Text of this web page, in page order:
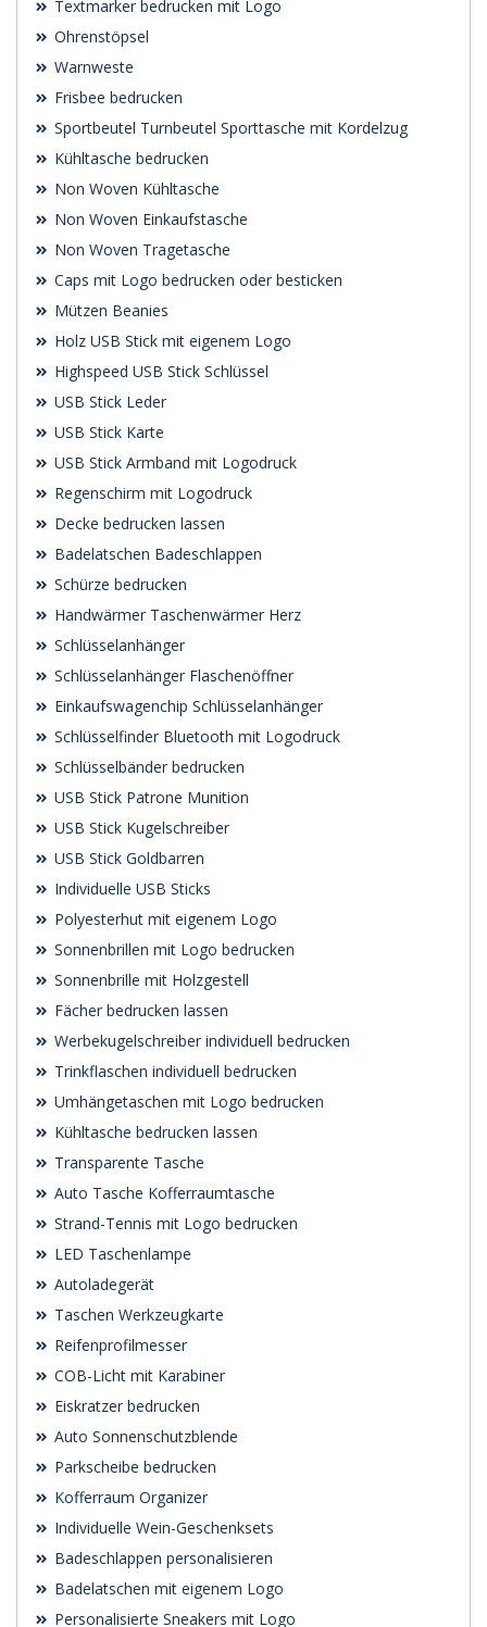
Textmarker bedrucken mit Logo
Ohrenstöpsel
Warnweste
Frisbee bedrucken
Sportbeutel Turnbeutel Sporttasche mit Kordelzug
Kühltasche bedrucken
Non Woven Kühltasche
Non Woven Einkaufstasche
Non Woven Tragetasche
Caps mit Logo bedrucken oder besticken
Mützen Beanies
Holz USB Stick mit eigenem Logo
Highspeed USB Stick Schlüssel
USB Stick Leder
USB Stick Karte
USB Stick Armband mit Logodruck
Regenschirm mit Logodruck
Decke bedrucken lassen
Badelatschen Badeschlappen
Schürze bedrucken
Handwärmer Taschenwärmer Herz
Schlüsselanhänger
Schlüsselanhänger Flaschenöffner
Einkaufswagenchip Schlüsselanhänger
Schlüsselfinder Bluetooth mit Logodruck
Schlüsselbänder bedrucken
USB Stick Patrone Munition
USB Stick Kugelschreiber
USB Stick Goldbarren
Individuelle USB Sticks
Polyesterhut mit eigenem Logo
Sonnenbrillen mit Logo bedrucken
Sonnenbrille mit Holzgestell
Fächer bedrucken lassen
Werbekugelschreiber individuell bedrucken
Trinkflaschen individuell bedrucken
Umhängetaschen mit Logo bedrucken
Kühltasche bedrucken lassen
Transparente Tasche
Auto Tasche Kofferraumtasche
Strand-Tennis mit Logo bedrucken
LED Taschenlampe
Autoladegerät
Taschen Werkzeugkarte
Reifenprofilmesser
COB-Licht mit Karabiner
Eiskratzer bedrucken
Auto Sonnenschutzblende
Parkscheibe bedrucken
Kofferraum Organizer
Individuelle Wein-Geschenksets
Badeschlappen personalisieren
Badelatschen mit eigenem Logo
Personalisierte Sneakers mit Logo